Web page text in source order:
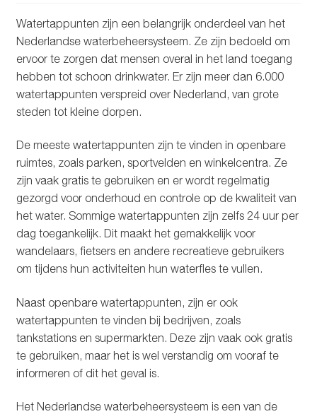
Waterfles met filter
Aluminium drinkfles
Glazen drinkfles
RVS drinkfles
Broodtrommels & lunchboxen
Herbruikbare boterhamzakjes
Accessoires
Waterfles bedrukken
Reviews waterflessenwinkel.nl
Contact Waterflessenwinkel.nl
Watertappunten zijn een belangrijk onderdeel van het
Nederlandse waterbeheersysteem. Ze zijn bedoeld om
ervoor te zorgen dat mensen overal in het land toegang
hebben tot schoon drinkwater. Er zijn meer dan 6.000
watertappunten verspreid over Nederland, van grote
steden tot kleine dorpen.
De meeste watertappunten zijn te vinden in openbare
ruimtes, zoals parken, sportvelden en winkelcentra. Ze
zijn vaak gratis te gebruiken en er wordt regelmatig
gezorgd voor onderhoud en controle op de kwaliteit van
het water. Sommige watertappunten zijn zelfs 24 uur per
dag toegankelijk. Dit maakt het gemakkelijk voor
wandelaars, fietsers en andere recreatieve gebruikers
om tijdens hun activiteiten hun waterfles te vullen.
Naast openbare watertappunten, zijn er ook
watertappunten te vinden bij bedrijven, zoals
tankstations en supermarkten. Deze zijn vaak ook gratis
te gebruiken, maar het is wel verstandig om vooraf te
informeren of dit het geval is.
Het Nederlandse waterbeheersysteem is een van de